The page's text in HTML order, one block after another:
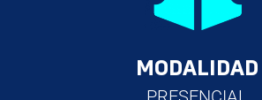
MODALIDAD